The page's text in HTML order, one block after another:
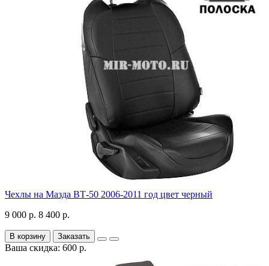
Чехлы на Мазда ВТ-50 2006-2011 год цвет черный
9 000 р. 8 400 р.
В корзину Заказать
Ваша скидка: 600 р.